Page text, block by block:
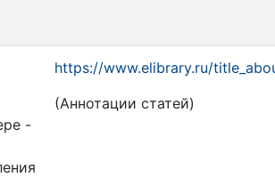
-
https://www.elibrary.ru/
(Аннотации статей)